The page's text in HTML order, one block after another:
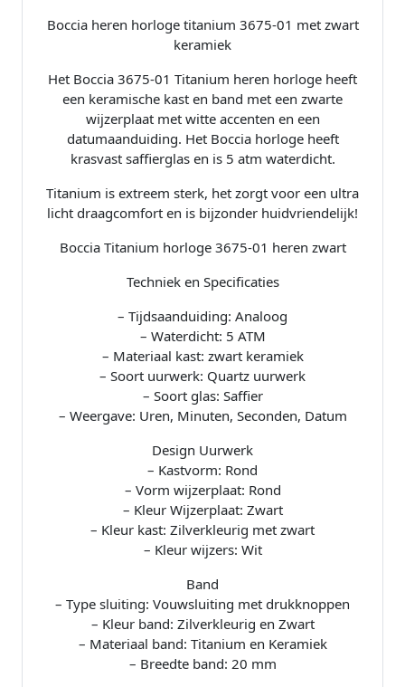
r
i
e
k
z
w
a
a
n
a
Boccia heren horloge titanium 3675-01 met zwart
keramiek
Het Boccia 3675-01 Titanium heren horloge heeft
een keramische kast en band met een zwarte
wijzerplaat met witte accenten en een
datumaanduiding. Het Boccia horloge heeft
krasvast saffierglas en is 5 atm waterdicht.
Titanium is extreem sterk, het zorgt voor een ultra
licht draagcomfort en is bijzonder huidvriendelijk!
Boccia Titanium horloge 3675-01 heren zwart
Techniek en Specificaties
– Tijdsaanduiding: Analoog
– Waterdicht: 5 ATM
– Materiaal kast: zwart keramiek
– Soort uurwerk: Quartz uurwerk
– Soort glas: Saffier
– Weergave: Uren, Minuten, Seconden, Datum
Design Uurwerk
– Kastvorm: Rond
– Vorm wijzerplaat: Rond
– Kleur Wijzerplaat: Zwart
– Kleur kast: Zilverkleurig met zwart
– Kleur wijzers: Wit
Band
– Type sluiting: Vouwsluiting met drukknoppen
– Kleur band: Zilverkleurig en Zwart
– Materiaal band: Titanium en Keramiek
– Breedte band: 20 mm